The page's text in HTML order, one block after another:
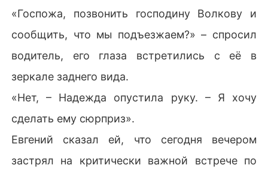
Единственная ледяная слеза впиталась в наволочку,
и четыре года подавленных сомнений затвердели в
острую, как алмаз, цель.
Я выдернула иглу катетера из вены, глядя, как кровь
капает на белоснежные простыни, и набрала номер
адвоката по разводам. Они забыли одну крошечную
деталь: гениальный медицинский алгоритм, на котор
ом строится вся империя Евгения, тайно создала я, и
«Госпожа, позвонить господину Волкову и
сообщить, что мы подъезжаем?» – спросил
водитель, его глаза встретились с её в
зеркале заднего вида.
«Нет, – Надежда опустила руку. – Я хочу
сделать ему сюрприз».
Евгений сказал ей, что сегодня вечером
застрял на критически важной встрече по